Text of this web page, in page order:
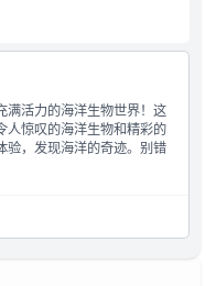
的目的地。这里海洋的美丽
互动体验，水族馆承诺为全
您是学习海洋生态系统、发
的水下世界，水族馆都将留
满活力的海洋生物世界！这
人惊叹的海洋生物和精彩的
验，发现海洋的奇迹。别错